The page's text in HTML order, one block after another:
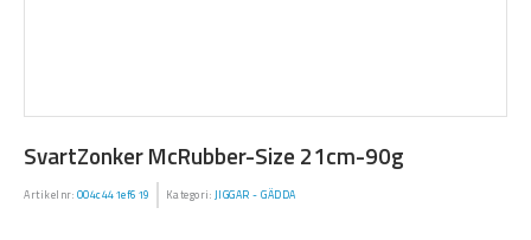
SvartZonker McRubber-Size 21cm-90g
Artikelnr: 004c441ef619 Kategori: JIGGAR - GÄDDA